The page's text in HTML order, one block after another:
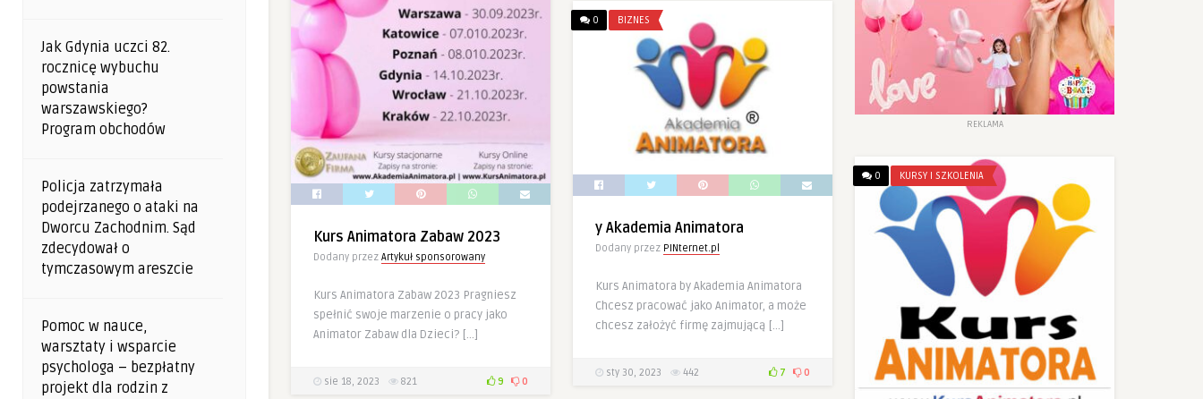
Jak Gdynia uczci 82.
rocznicę wybuchu
powstania
warszawskiego?
Program obchodów
Policja zatrzymała
podejrzanego o ataki na
Dworcu Zachodnim. Sąd
zdecydował o
tymczasowym areszcie
Pomoc w nauce,
warsztaty i wsparcie
psychologa – bezpłatny
projekt dla rodzin z
Kurs Animatora Zabaw 2023
Dodany przez Artykuł sponsorowany
Kurs Animatora Zabaw 2023 Pragniesz
spełnić swoje marzenie o pracy jako
Animator Zabaw dla Dzieci? […]
sie 18, 2023 821 9 0
REKLAMA
0 BIZNES
y Akademia Animatora
Dodany przez PINternet.pl
Kurs Animatora by Akademia Animatora
Chcesz pracować jako Animator, a może
chcesz założyć firmę zajmującą […]
sty 30, 2023 442 7 0
0 KURSY I SZKOLENIA